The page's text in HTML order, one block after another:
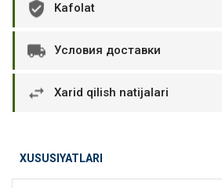
Kafolat
Условия доставки
Xarid qilish natijalari
XUSUSIYATLARI